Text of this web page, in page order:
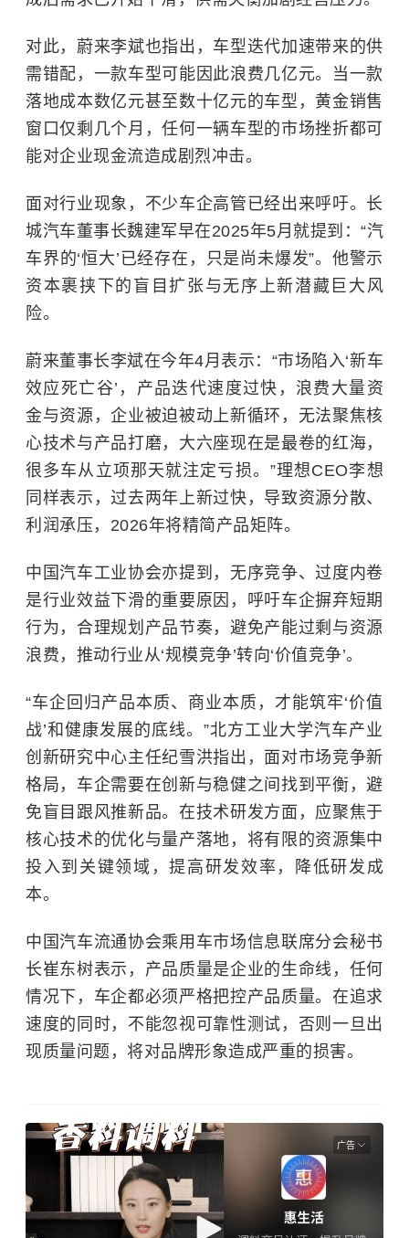
对此，蔚来李斌也指出，车型迭代加速带来的供
需错配，一款车型可能因此浪费几亿元。当一款
落地成本数亿元甚至数十亿元的车型，黄金销售
窗口仅剩几个月，任何一辆车型的市场挫折都可
能对企业现金流造成剧烈冲击。
面对行业现象，不少车企高管已经出来呼吁。长
城汽车董事长魏建军早在2025年5月就提到：“汽
车界的‘恒大’已经存在，只是尚未爆发”。他警示
资本裹挟下的盲目扩张与无序上新潜藏巨大风
险。
蔚来董事长李斌在今年4月表示：“市场陷入‘新车
效应死亡谷’，产品迭代速度过快，浪费大量资
金与资源，企业被迫被动上新循环，无法聚焦核
心技术与产品打磨，大六座现在是最卷的红海，
很多车从立项那天就注定亏损。”理想CEO李想
同样表示，过去两年上新过快，导致资源分散、
利润承压，2026年将精简产品矩阵。
中国汽车工业协会亦提到，无序竞争、过度内卷
是行业效益下滑的重要原因，呼吁车企摒弃短期
行为，合理规划产品节奏，避免产能过剩与资源
浪费，推动行业从‘规模竞争’转向‘价值竞争’。
“车企回归产品本质、商业本质，才能筑牢‘价值
战’和健康发展的底线。”北方工业大学汽车产业
创新研究中心主任纪雪洪指出，面对市场竞争新
格局，车企需要在创新与稳健之间找到平衡，避
免盲目跟风推新品。在技术研发方面，应聚焦于
核心技术的优化与量产落地，将有限的资源集中
投入到关键领域，提高研发效率，降低研发成
本。
中国汽车流通协会乘用车市场信息联席分会秘书
长崔东树表示，产品质量是企业的生命线，任何
情况下，车企都必须严格把控产品质量。在追求
速度的同时，不能忽视可靠性测试，否则一旦出
现质量问题，将对品牌形象造成严重的损害。
广告